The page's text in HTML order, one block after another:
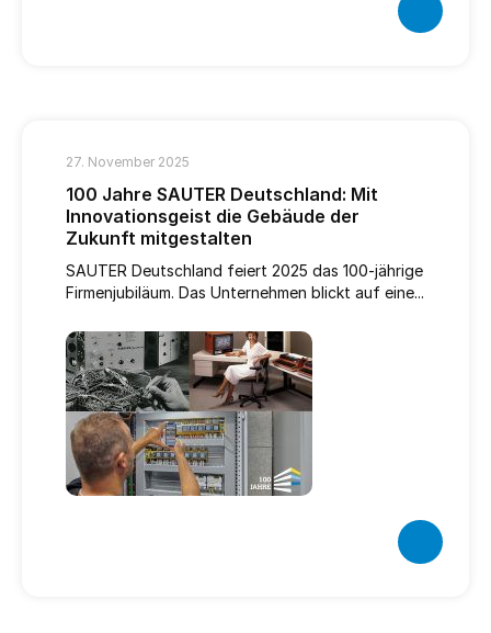
27. November 2025
100 Jahre SAUTER Deutschland: Mit
Innovationsgeist die Gebäude der
Zukunft mitgestalten
SAUTER Deutschland feiert 2025 das 100-jährige
Firmenjubiläum. Das Unternehmen blickt auf eine...